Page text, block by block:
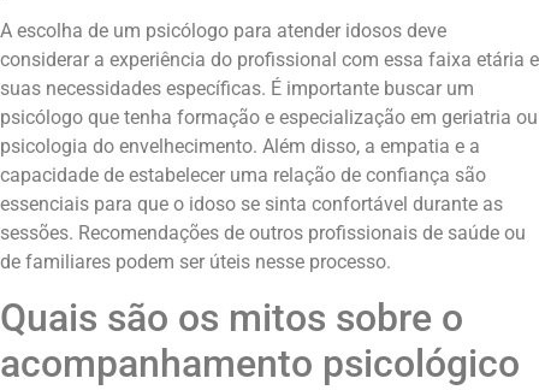
A escolha de um psicólogo para atender idosos deve
considerar a experiência do profissional com essa faixa etária e
suas necessidades específicas. É importante buscar um
psicólogo que tenha formação e especialização em geriatria ou
psicologia do envelhecimento. Além disso, a empatia e a
capacidade de estabelecer uma relação de confiança são
essenciais para que o idoso se sinta confortável durante as
sessões. Recomendações de outros profissionais de saúde ou
de familiares podem ser úteis nesse processo.
Quais são os mitos sobre o
acompanhamento psicológico